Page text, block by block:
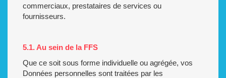
commerciaux, prestataires de services ou
fournisseurs.
5.1. Au sein de la FFS
Que ce soit sous forme individuelle ou agrégée, vos
Données personnelles sont traitées par les